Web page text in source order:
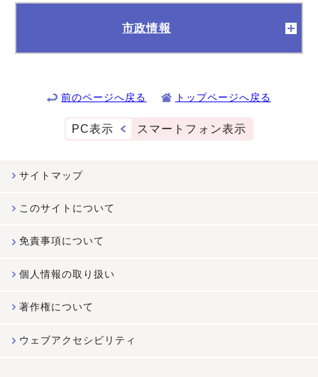
市政情報
前のページへ戻る トップページへ戻る
PC表示 スマートフォン表示
サイトマップ
このサイトについて
免責事項について
個人情報の取り扱い
著作権について
ウェブアクセシビリティ